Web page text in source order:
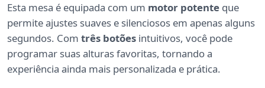
Esta mesa é equipada com um motor potente que
permite ajustes suaves e silenciosos em apenas alguns
segundos. Com três botões intuitivos, você pode
programar suas alturas favoritas, tornando a
experiência ainda mais personalizada e prática.